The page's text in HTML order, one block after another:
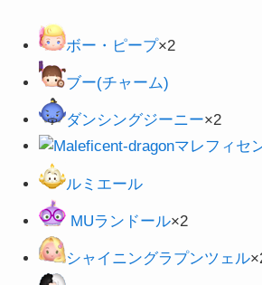
ボー・ピープ×2
ブー(チャーム)
ダンシングジーニー×2
マレフィセ
ルミエール
MUランドール×2
シャイニングラプンツェル